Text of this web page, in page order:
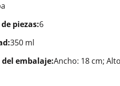
piezas:6
350 ml
del embalaje:Ancho: 18 cm;